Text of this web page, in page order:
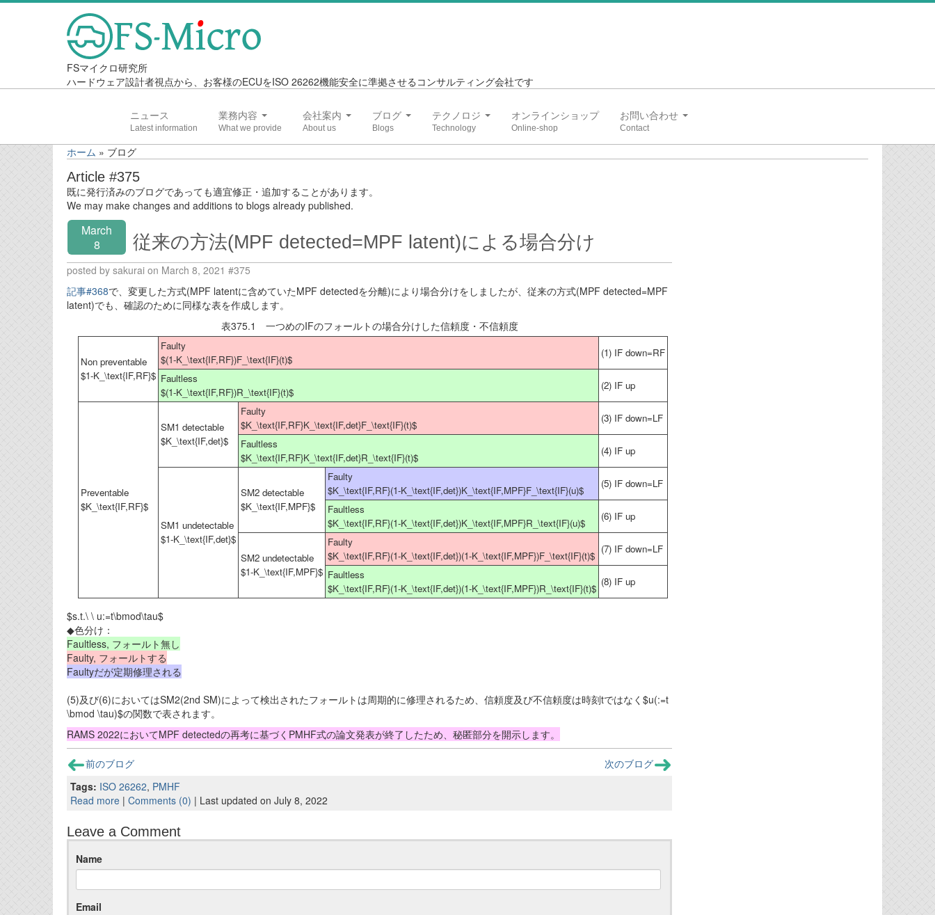
FSマイクロ研究所
ハードウェア設計者視点から、お客様のECUをISO 26262機能安全に準拠させるコンサルティング会社です
ニュース 業務内容 会社案内 ブログ テクノロジ オンラインショップ お問い合わせ
ホーム » ブログ
Article #375
既に発行済みのブログであっても適宜修正・追加することがあります。
We may make changes and additions to blogs already published.
March
8
従来の方法(MPF detected=MPF latent)による場合分け
posted by sakurai on March 8, 2021 #375
記事#368で、変更した方式(MPF latentに含めていたMPF detectedを分離)により場合分けをしましたが、従来の方式(MPF detected=MPF
latent)でも、確認のために同様な表を作成します。
表375.1 一つめのIFのフォールトの場合分けした信頼度・不信頼度
Non preventable
$1-K_\text{IF,RF}$
Faulty
$(1-K_\text{IF,RF})F_\text{IF}(t)$
(1) IF down=RF
Faultless
$(1-K_\text{IF,RF})R_\text{IF}(t)$
(2) IF up
Preventable
$K_\text{IF,RF}$
SM1 detectable
$K_\text{IF,det}$
Faulty
$K_\text{IF,RF}K_\text{IF,det}F_\text{IF}(t)$
(3) IF down=LF
Faultless
$K_\text{IF,RF}K_\text{IF,det}R_\text{IF}(t)$
(4) IF up
SM1 undetectable
$1-K_\text{IF,det}$
SM2 detectable
$K_\text{IF,MPF}$
Faulty
$K_\text{IF,RF}(1-K_\text{IF,det})K_\text{IF,MPF}F_\text{IF}(u)$
(5) IF down=LF
Faultless
$K_\text{IF,RF}(1-K_\text{IF,det})K_\text{IF,MPF}R_\text{IF}(u)$
(6) IF up
SM2 undetectable
$1-K_\text{IF,MPF}$
Faulty
$K_\text{IF,RF}(1-K_\text{IF,det})(1-K_\text{IF,MPF})F_\text{IF}(t)$
(7) IF down=LF
Faultless
$K_\text{IF,RF}(1-K_\text{IF,det})(1-K_\text{IF,MPF})R_\text{IF}(t)$
(8) IF up
$s.t.\ \ u:=t\bmod\tau$
◆色分け：
Faultless, フォールト無し
Faulty, フォールトする
Faultyだが定期修理される
(5)及び(6)においてはSM2(2nd SM)によって検出されたフォールトは周期的に修理されるため、信頼度及び不信頼度は時刻tではなく$u(:=t
\bmod \tau)$の関数で表されます。
RAMS 2022においてMPF detectedの再考に基づくPMHF式の論文発表が終了したため、秘匿部分を開示します。
前のブログ
次のブログ
Tags: ISO 26262, PMHF
Read more | Comments (0) | Last updated on July 8, 2022
Leave a Comment
Name
Email